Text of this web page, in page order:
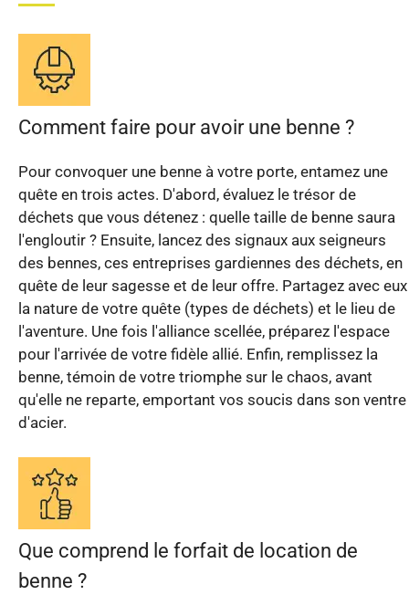
Comment faire pour avoir une benne ?
Pour convoquer une benne à votre porte, entamez une
quête en trois actes. D'abord, évaluez le trésor de
déchets que vous détenez : quelle taille de benne saura
l'engloutir ? Ensuite, lancez des signaux aux seigneurs
des bennes, ces entreprises gardiennes des déchets, en
quête de leur sagesse et de leur offre. Partagez avec eux
la nature de votre quête (types de déchets) et le lieu de
l'aventure. Une fois l'alliance scellée, préparez l'espace
pour l'arrivée de votre fidèle allié. Enfin, remplissez la
benne, témoin de votre triomphe sur le chaos, avant
qu'elle ne reparte, emportant vos soucis dans son ventre
d'acier.
Que comprend le forfait de location de
benne ?